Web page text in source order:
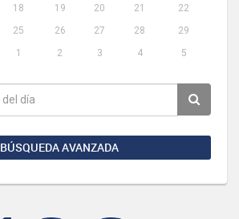
18 19 20 21
22
25 26 27 28
29
1 2 3 4 5
BÚSQUEDA AVANZADA